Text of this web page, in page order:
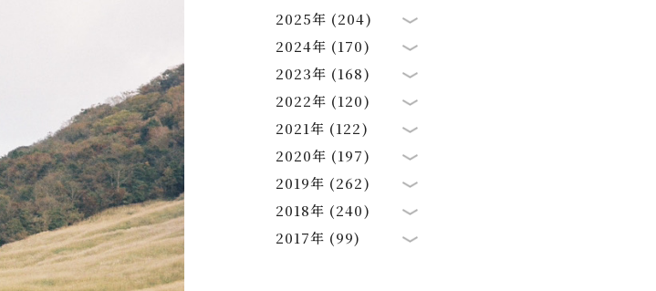
2025年 (204)
2024年 (170)
2023年 (168)
2022年 (120)
2021年 (122)
2020年 (197)
2019年 (262)
2018年 (240)
2017年 (99)